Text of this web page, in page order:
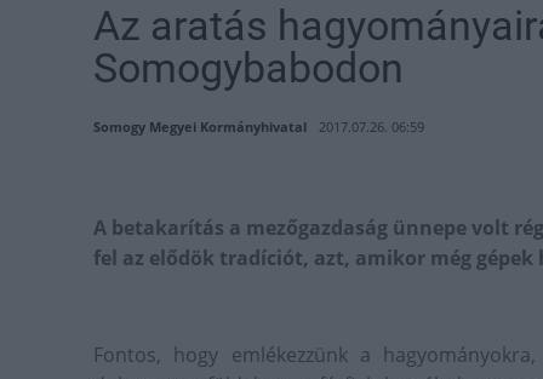
Az aratás
Somogybabodon
Somogy Megyei Kormányhivatal 2017.07.26. 06:59
A betakarítás a mezőgazdaság ünnepe volt
fel az elődök tradíciót, azt, amikor még
Fontos, hogy emlékezzünk a